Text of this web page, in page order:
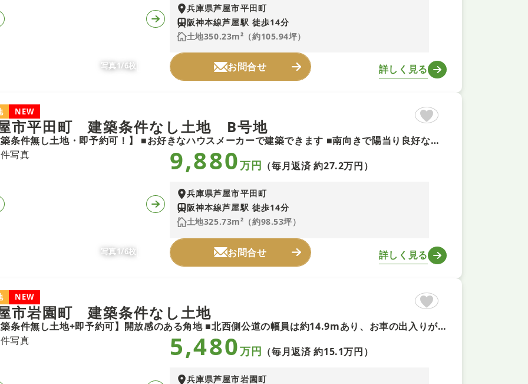
写真1/6枚
兵庫県芦屋市平田町
阪神本線芦屋駅 徒歩14分
土地350.23m²（約105.94坪）
お問合せ 詳しく見る
NEW
市平田町 建築条件なし土地 B号地
【建築条件無し土地・即予約可！】 ■お好きなハウスメーカーで建築できます ■南向きで陽当り良好な整形地 ■敷地面積約98坪以上のゆとりある広さ ■前面道路は幅員約8m超で開放感があります
写真1/6枚
9,880万円 （毎月返済 約27.2万円）
兵庫県芦屋市平田町
阪神本線芦屋駅 徒歩14分
土地325.73m²（約98.53坪）
お問合せ 詳しく見る
NEW
市岩園町 建築条件なし土地
【建築条件無し土地+即予約可】開放感のある角地 ■北西側公道の幅員は約14.9mあり、お車の出入りがスムーズ ■コープ、コンビニ、病院、小学校などが徒歩10分圏内の立地 ■陽当たり・通風しも良好
5,480万円 （毎月返済 約15.1万円）
兵庫県芦屋市岩園町